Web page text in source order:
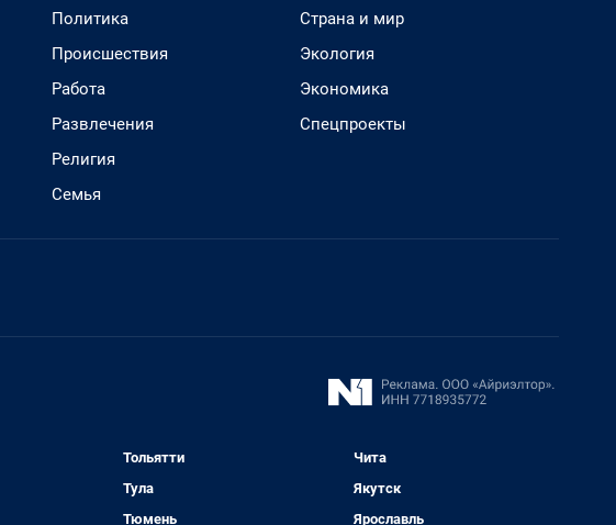
Политика
Происшествия
Работа
Развлечения
Религия
Семья
Страна и мир
Экология
Экономика
Спецпроекты
Тольятти
Тула
Тюмень
Чита
Якутск
Ярославль